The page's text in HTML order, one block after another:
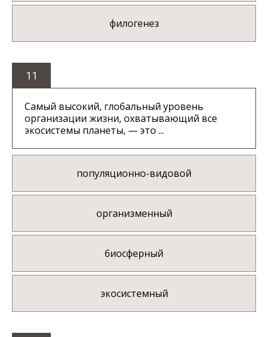
филогенез
11
Самый высокий, глобальный уровень
организации жизни, охватывающий все
экосистемы планеты, — это ...
популяционно-видовой
организменный
биосферный
экосистемный